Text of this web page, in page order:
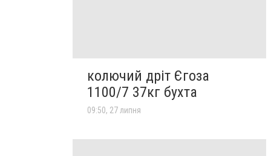
колючий дріт Єгоза
1100/7 37кг бухта
09:50, 27 липня